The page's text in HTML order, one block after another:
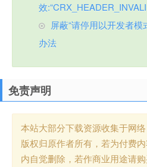
效
屏蔽“请停用以开发者
办法
免责声明
本站大部分下载资源收集于网
版权归原作者所有，若为付费
内自觉删除，若作商业用途请